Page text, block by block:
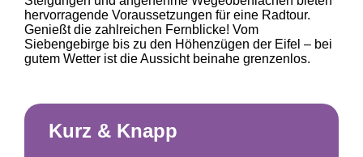
hervorragende Voraussetzungen für eine Radtour.
Genießt die zahlreichen Fernblicke! Vom
Siebengebirge bis zu den Höhenzügen der Eifel – bei
gutem Wetter ist die Aussicht beinahe grenzenlos.
Kurz & Knapp